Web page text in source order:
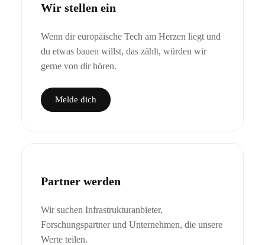
Wir stellen ein
Wenn dir europäische Tech am Herzen liegt und
du etwas bauen willst, das zählt, würden wir
gerne von dir hören.
Melde dich
Partner werden
Wir suchen Infrastrukturanbieter,
Forschungspartner und Unternehmen, die unsere
Werte teilen.